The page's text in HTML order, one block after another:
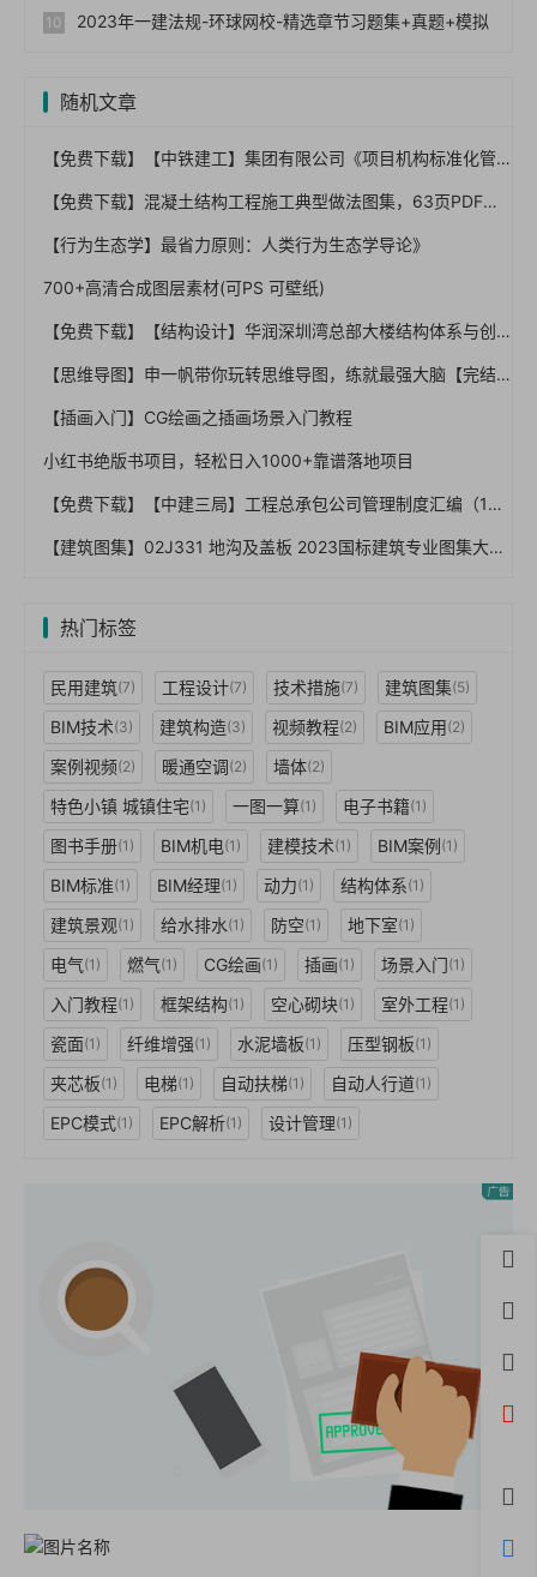
2023年一建法规-环球网校-精选章节习题集+真题+模拟
随机文章
【免费下载】【中铁建工】集团有限公司《项目机构标准化管理指导手册（试行版）【01-0054】
【免费下载】混凝土结构工程施工典型做法图集，63页PDF【01-0037】
【行为生态学】最省力原则：人类行为生态学导论》
700+高清合成图层素材(可PS 可壁纸)
【免费下载】【结构设计】华润深圳湾总部大楼结构体系与创新设计(for-print-use)，23页PPT
【思维导图】申一帆带你玩转思维导图，练就最强大脑【完结】
【插画入门】CG绘画之插画场景入门教程
小红书绝版书项目，轻松日入1000+靠谱落地项目
【免费下载】【中建三局】工程总承包公司管理制度汇编（146页 编制详细）【01-0053】
【建筑图集】02J331 地沟及盖板 2023国标建筑专业图集大全】
热门标签
民用建筑(7) 工程设计(7) 技术措施(7) 建筑图集(5)
BIM技术(3) 建筑构造(3) 视频教程(2) BIM应用(2)
案例视频(2) 暖通空调(2) 墙体(2)
特色小镇 城镇住宅(1) 一图一算(1) 电子书籍(1)
图书手册(1) BIM机电(1) 建模技术(1) BIM案例(1)
BIM标准(1) BIM经理(1) 动力(1) 结构体系(1)
建筑景观(1) 给水排水(1) 防空(1) 地下室(1)
电气(1) 燃气(1) CG绘画(1) 插画(1) 场景入门(1)
入门教程(1) 框架结构(1) 空心砌块(1) 室外工程(1)
瓷面(1) 纤维增强(1) 水泥墙板(1) 压型钢板(1)
夹芯板(1) 电梯(1) 自动扶梯(1) 自动人行道(1)
EPC模式(1) EPC解析(1) 设计管理(1)